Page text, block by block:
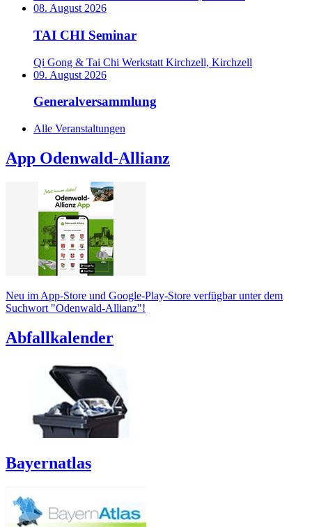
08. August 2026
TAI CHI Seminar
Qi Gong & Tai Chi Werkstatt Kirchzell, Kirchzell
09. August 2026
Generalversammlung
Alle Veranstaltungen
App Odenwald-Allianz
Neu im App-Store und Google-Play-Store verfügbar unter dem
Suchwort "Odenwald-Allianz"!
Abfallkalender
Bayernatlas